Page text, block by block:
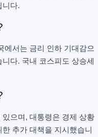
니다.
에서는 금리 인하 기대감으
다. 국내 코스피도 상승세
으며, 대통령은 경제 상황
추가 대책을 지시했습니